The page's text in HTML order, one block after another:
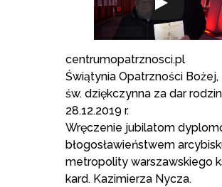
centrumopatrznosci.pl
Świątynia Opatrzności Bożej,
św. dziękczynna za dar
28.12.2019 r.
Wręczenie jubilatom
błogosławieństwem
metropolity warszawskiego
kard. Kazimierza Nycza.